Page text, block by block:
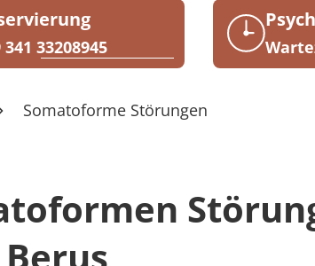
341 33208945
Somatoforme Störungen